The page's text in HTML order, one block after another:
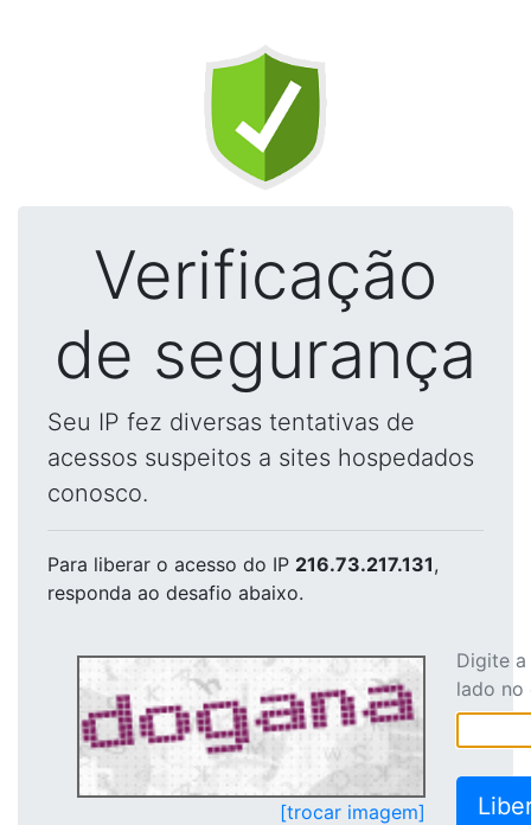
Verificação
de segurança
Seu IP fez diversas tentativas de
acessos suspeitos a sites hospedados
conosco.
Para liberar o acesso do IP 216.73.217.131,
responda ao desafio abaixo.
[trocar imagem]
Digite
lado no